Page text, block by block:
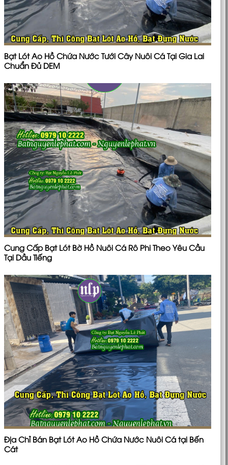
Bạt Lót Ao Hồ Chứa Nước Tưới Cây Nuôi Cá Tại Gia Lai
Chuẩn Đủ DEM
Cung Cấp Bạt Lót Bờ Hồ Nuôi Cá Rô Phi Theo Yêu Cầu
Tại Dầu Tiếng
Địa Chỉ Bán Bạt Lót Ao Hồ Chứa Nước Nuôi Cá tại Bến
Cát